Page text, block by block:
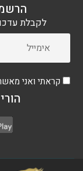
לקבלת
קראתי ואני